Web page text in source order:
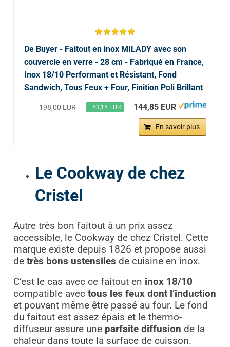
De Buyer - Faitout en inox MILADY avec son
couvercle en verre - 28 cm - Fabriqué en France,
Inox 18/10 Performant et Résistant, Fond
Sandwich, Tous Feux + Four, Finition Poli Brillant
198,00 EUR −53,15 EUR 144,85 EUR
En savoir plus
Le Cookway de chez
Cristel
Autre très bon faitout à un prix assez
accessible, le Cookway de chez Cristel. Cette
marque existe depuis 1826 et propose aussi
de très bons ustensiles de cuisine en inox.
C’est le cas avec ce faitout en inox 18/10
compatible avec tous les feux dont l’induction
et pouvant même être passé au four. Le fond
du faitout est assez épais et le thermo-
diffuseur assure une parfaite diffusion de la
chaleur dans toute la surface de cuisson.